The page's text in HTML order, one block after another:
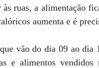
ruas, a alimentação
aumenta e é
vão do dia 09 ao
e alimentos